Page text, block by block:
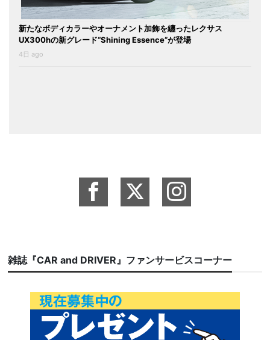
新たなボディカラーやオーナメント加飾を纏ったレクサス
UX300hの新グレード“Shining Essence”が登場
4日 ago
雑誌『CAR and DRIVER』ファンサービスコーナー